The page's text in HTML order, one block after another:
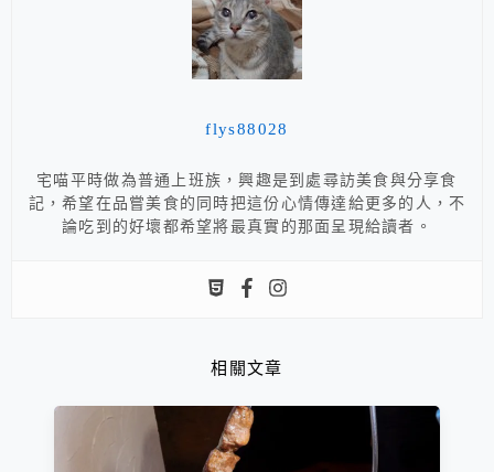
flys88028
宅喵平時做為普通上班族，興趣是到處尋訪美食與分享食
記，希望在品嘗美食的同時把這份心情傳達給更多的人，不
論吃到的好壞都希望將最真實的那面呈現給讀者。
相關文章